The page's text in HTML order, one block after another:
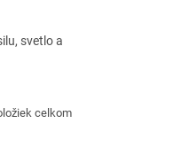
svetlo a
celkom